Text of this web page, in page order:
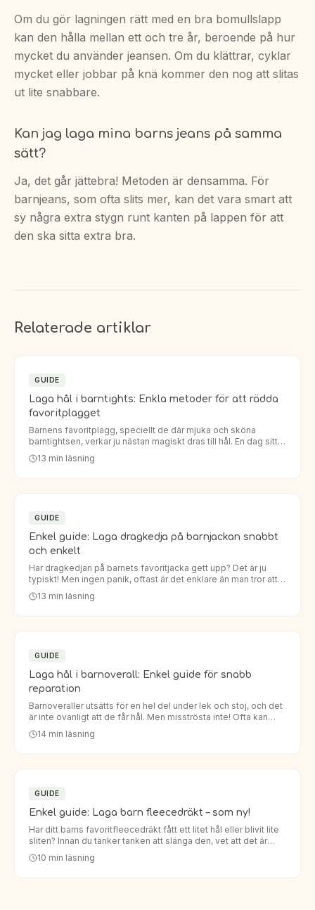
Om du gör lagningen rätt med en bra bomullslapp
kan den hålla mellan ett och tre år, beroende på hur
mycket du använder jeansen. Om du klättrar, cyklar
mycket eller jobbar på knä kommer den nog att slitas
ut lite snabbare.
Kan jag laga mina barns jeans på samma
sätt?
Ja, det går jättebra! Metoden är densamma. För
barnjeans, som ofta slits mer, kan det vara smart att
sy några extra stygn runt kanten på lappen för att
den ska sitta extra bra.
Relaterade artiklar
GUIDE
Laga hål i barntights: Enkla metoder för att rädda
favoritplagget
Barnens favoritplagg, speciellt de där mjuka och sköna
barntightsen, verkar ju nästan magiskt dras till hål. En dag sitter
de perfekt, nästa dag har knäna eller rumpan fått ett oö…
13 min läsning
GUIDE
Enkel guide: Laga dragkedja på barnjackan snabbt
och enkelt
Har dragkedjan på barnets favoritjacka gett upp? Det är ju
typiskt! Men ingen panik, oftast är det enklare än man tror att
laga dragkedja barnjacka. Istället för att köpa en helt…
13 min läsning
GUIDE
Laga hål i barnoverall: Enkel guide för snabb
reparation
Barnoveraller utsätts för en hel del under lek och stoj, och det
är inte ovanligt att de får hål. Men misströsta inte! Ofta kan
man enkelt laga hål i barnoverall så att den håller…
14 min läsning
GUIDE
Enkel guide: Laga barn fleecedräkt – som ny!
Har ditt barns favoritfleecedräkt fått ett litet hål eller blivit lite
sliten? Innan du tänker tanken att slänga den, vet att det är
enklare än du tror att laga den. Att laga barn…
10 min läsning